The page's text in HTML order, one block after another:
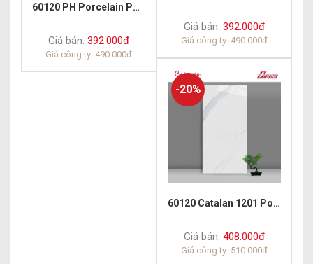
60120 PH Porcelain Polish Texon
Giá bán: 392.000đ
Giá công ty: 490.000đ
Giá bán: 392.000đ
Giá công ty: 490.000đ
-20%
60120 Catalan 1201 Porcelain Polish
Giá bán: 408.000đ
Giá công ty: 510.000đ